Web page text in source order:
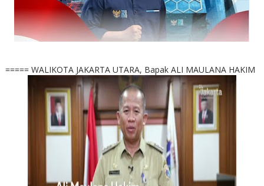
===== WALIKOTA JAKARTA UTARA, Bapak ALI MAULANA HAKIM